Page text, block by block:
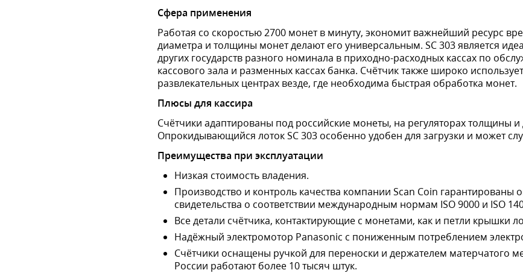
Сфера применения
Работая со скоростью 2700 монет в минуту, экономит важнейший ресурс
диаметра и толщины монет делают его универсальным. SC 303 является
других государств разного номинала в приходно-расходных кассах по
кассового зала и разменных кассах банка. Счётчик также широко
развлекательных центрах везде, где необходима быстрая обработка монет.
Плюсы для кассира
Счётчики адаптированы под российские монеты, на регуляторах толщины
Опрокидывающийся лоток SC 303 особенно удобен для загрузки и может
Преимущества при эксплуатации
Низкая стоимость владения.
Производство и контроль качества компании Scan Coin
свидетельства о соответствии международным нормам ISO 9000 и ISO
Все детали счётчика, контактирующие с монетами, как и петли крышки
Надёжный электромотор Panasonic с пониженным потреблением
Счётчики оснащены ручкой для переноски и держателем матерчатого
России работают более 10 тысяч штук.